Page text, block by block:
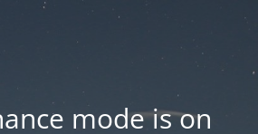
mode is on